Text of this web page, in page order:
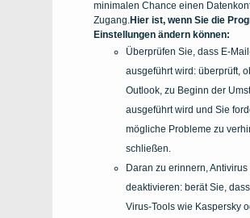
minimalen Chance einen
Zugang.Hier ist, wenn Sie die
Einstellungen ändern können:
Überprüfen Sie, dass E-
ausgeführt wird: überprüft,
Outlook, zu Beginn der
ausgeführt wird und Sie
mögliche Probleme zu
schließen.
Daran zu erinnern, Antivirus
deaktivieren: berät Sie,
Virus-Tools wie Kaspersky